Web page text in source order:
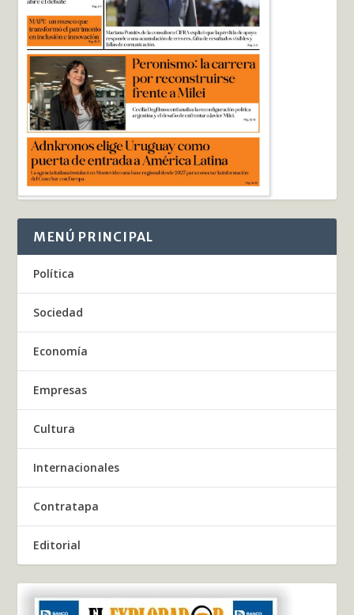
MENÚ PRINCIPAL
Política
Sociedad
Economía
Empresas
Cultura
Internacionales
Contratapa
Editorial